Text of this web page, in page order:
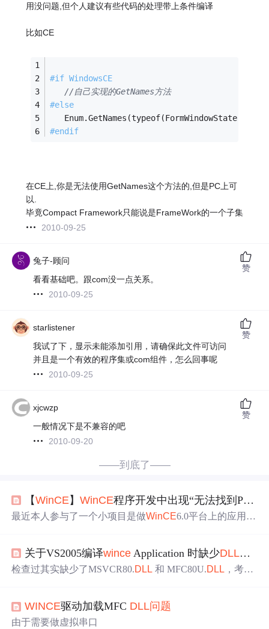
用没问题,但个人建议有些代码的处理带上条件编译
比如CE
#if WindowsCE
//自己实现的GetNames方法
#else
   Enum.GetNames(typeof(FormWindowState));
#endif
在CE上,你是无法使用GetNames这个方法的,但是PC上可
以.
毕竟Compact Framework只能说是FrameWork的一个子集
2010-09-25
兔子-顾问
看看基础吧。跟com没一点关系。
2010-09-25
赞
starlistener
我试了下，显示未能添加引用，请确保此文件可访问
并且是一个有效的程序集或com组件，怎么回事呢
2010-09-25
赞
xjcwzp
一般情况下是不兼容的吧
2010-09-20
赞
——到底了——
【WinCE 】WinCE程序开发中出现“无法找到PInvoke
最近本人参与了一个小项目是做WinCE6.0平台上的应用，
并不是种高明的选择。不但一些通用的类库比普通WINFO
RM少了一半，就连调用的API函数与普通台式机上的WIN
关于VS2005编译wince Application 时缺少DLL问题
检查过其实缺少了MSVCR80.DLL 和 MFC80U.DLL ，考虑
户这两个库。2还可以尝试的办法是编译
先在DLL库文件夹中将这两个文件放入，然后定制SDK，
WINCE驱动加载MFC DLL问题
由于需要做虚拟串口